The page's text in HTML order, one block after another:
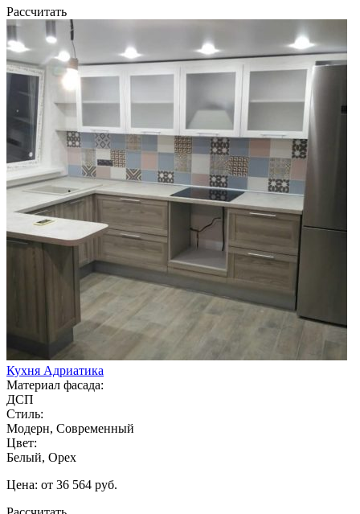
Рассчитать
Кухня Адриатика
Материал фасада:
ДСП
Стиль:
Модерн, Современный
Цвет:
Белый, Орех
Цена: от 36 564 руб.